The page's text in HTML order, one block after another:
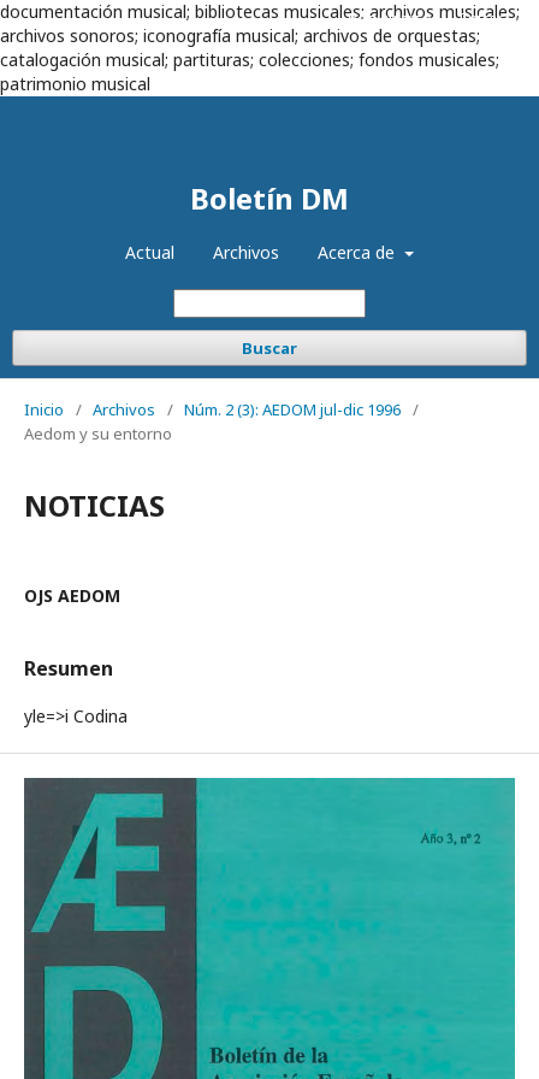
documentación musical; bibliotecas musicales; archivos musicales;
archivos sonoros; iconografía musical; archivos de orquestas;
catalogación musical; partituras; colecciones; fondos musicales;
patrimonio musical
Boletín DM
Actual Archivos Acerca de
Buscar
Registrarse Entrar
Inicio / Archivos / Núm. 2 (3): AEDOM jul-dic 1996 /
Aedom y su entorno
NOTICIAS
OJS AEDOM
Resumen
yle=>i Codina